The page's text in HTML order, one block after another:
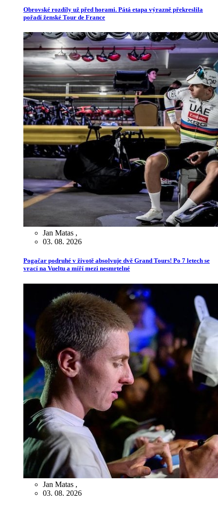
Obrovské rozdíly už před horami. Pátá etapa výrazně překreslila
pořadí ženské Tour de France
Jan Matas ,
03. 08. 2026
Pogačar podruhé v životě absolvuje dvě Grand Tours! Po 7 letech se
vrací na Vueltu a míří mezi nesmrtelné
Jan Matas ,
03. 08. 2026